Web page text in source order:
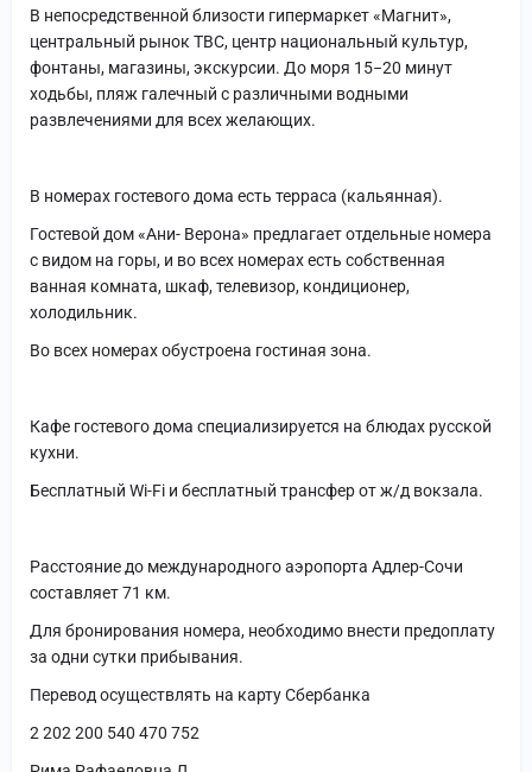
В непосредственной близости гипермаркет «Магнит»,
центральный рынок ТВС, центр национальный культур,
фонтаны, магазины, экскурсии. До моря 15−20 минут
ходьбы, пляж галечный с различными водными
развлечениями для всех желающих.
В номерах гостевого дома есть терраса (кальянная).
Гостевой дом «Ани- Верона» предлагает отдельные номера
с видом на горы, и во всех номерах есть собственная
ванная комната, шкаф, телевизор, кондиционер,
холодильник.
Во всех номерах обустроена гостиная зона.
Кафе гостевого дома специализируется на блюдах русской
кухни.
Бесплатный Wi-Fi и бесплатный трансфер от ж/д вокзала.
Расстояние до международного аэропорта Адлер-Сочи
составляет 71 км.
Для бронирования номера, необходимо внести предоплату
за одни сутки прибывания.
Перевод осуществлять на карту Сбербанка
2 202 200 540 470 752